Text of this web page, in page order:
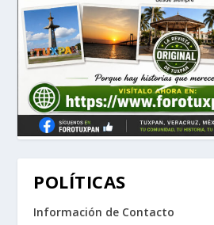
POLÍTICAS
Información de Contacto